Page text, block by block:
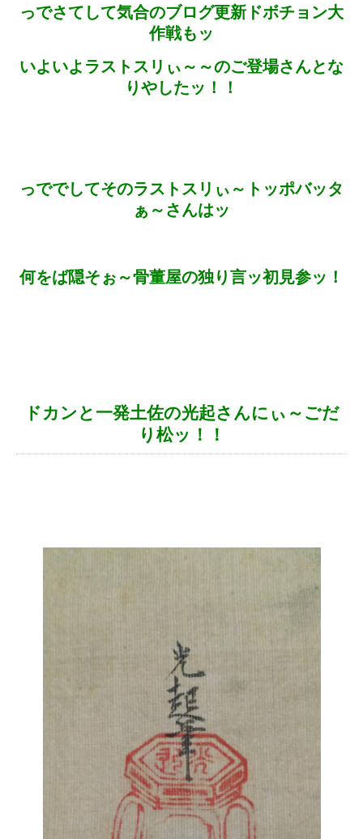
っでさてして気合のブログ更新ドボチョン大
作戦もッ
いよいよラストスリぃ～～のご登場さんとな
りやしたッ！！
っででしてそのラストスリぃ～トッポバッタ
ぁ～さんはッ
何をば隠そぉ～骨董屋の独り言ッ初見参ッ！
ドカンと一発土佐の光起さんにぃ～ごだ
り松ッ！！